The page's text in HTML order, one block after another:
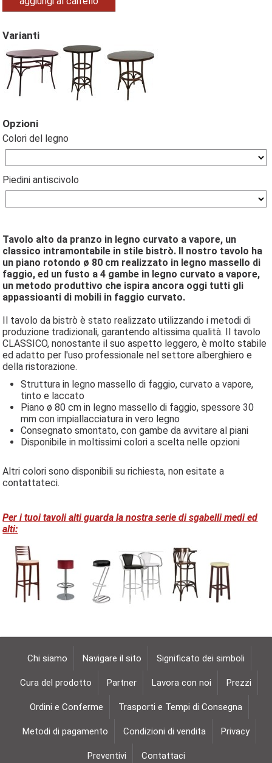
Varianti
Opzioni
Colori del legno
Piedini antiscivolo
Tavolo alto da pranzo in legno curvato a vapore, un
classico intramontabile in stile bistrò. Il nostro tavolo ha
un piano rotondo ø 80 cm realizzato in legno massello di
faggio, ed un fusto a 4 gambe in legno curvato a vapore,
un metodo produttivo che ispira ancora oggi tutti gli
appassioanti di mobili in faggio curvato.
Il tavolo da bistrò è stato realizzato utilizzando i metodi di
produzione tradizionali, garantendo altissima qualità. Il tavolo
CLASSICO, nonostante il suo aspetto leggero, è molto stabile
ed adatto per l'uso professionale nel settore alberghiero e
della ristorazione.
Struttura in legno massello di faggio, curvato a vapore,
tinto e laccato
Piano ø 80 cm in legno massello di faggio, spessore 30
mm con impiallacciatura in vero legno
Consegnato smontato, con gambe da avvitare al piani
Disponibile in moltissimi colori a scelta nelle opzioni
Altri colori sono disponibili su richiesta, non esitate a
contattateci.
Per i tuoi tavoli alti guarda la nostra serie di sgabelli medi ed
alti:
Chi siamo Navigare il sito Significato dei simboli
Cura del prodotto Partner Lavora con noi Prezzi
Ordini e Conferme Trasporti e Tempi di Consegna
Metodi di pagamento Condizioni di vendita Privacy
Preventivi Contattaci